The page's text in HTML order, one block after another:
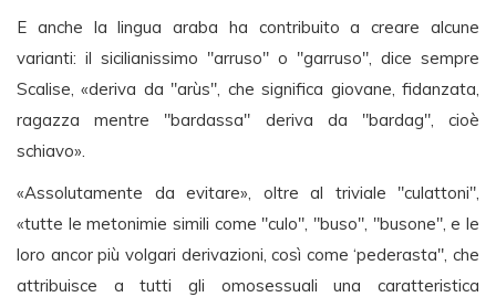
E anche la lingua araba ha contribuito a creare alcune
varianti: il sicilianissimo "arruso" o "garruso", dice sempre
Scalise, «deriva da "arùs", che significa giovane, fidanzata,
ragazza mentre "bardassa" deriva da "bardag", cioè
schiavo».
«Assolutamente da evitare», oltre al triviale "culattoni",
«tutte le metonimie simili come "culo", "buso", "busone", e le
loro ancor più volgari derivazioni, così come ‘pederasta", che
attribuisce a tutti gli omosessuali una caratteristica